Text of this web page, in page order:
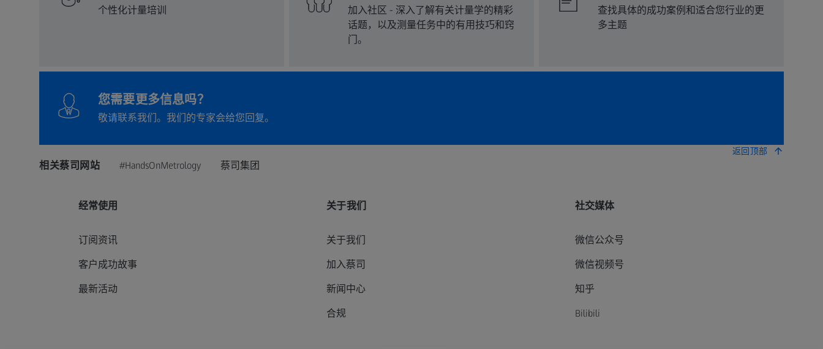
个性化计量培训
加入社区 - 深入了解有关计量学的精彩
话题，以及测量任务中的有用技巧和窍
门。
查找具体的成功案例和适合您行业的更
多主题
您需要更多信息吗？
敬请联系我们。我们的专家会给您回复。
返回顶部
相关蔡司网站 #HandsOnMetrology 蔡司集团
经常使用
订阅资讯
客户成功故事
最新活动
关于我们
关于我们
加入蔡司
新闻中心
合规
社交媒体
微信公众号
微信视频号
知乎
Bilibili